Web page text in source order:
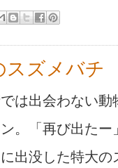
ズメバチ
は出会わない動
。「再び出たー
出没した特大の